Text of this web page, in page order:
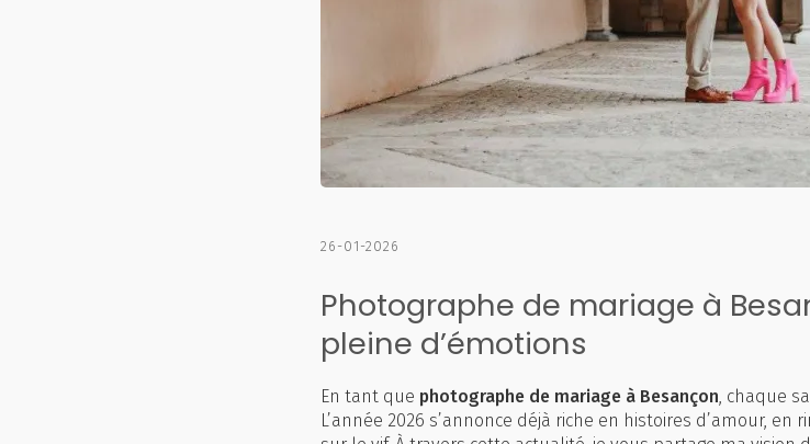
26-01-2026
Photographe de mariage à
pleine d’émotions
En tant que photographe de mariage à Besançon, chaque
L’année 2026 s’annonce déjà riche en histoires d’amour,